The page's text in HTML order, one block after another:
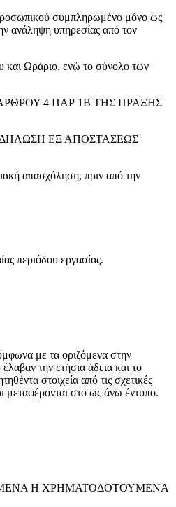
συμπληρωμένο μόνο ως
ανάληψη υπηρεσίας από τον
και Ωράριο, ενώ το σύνολο των
4 ΠΑΡ 1Β ΤΗΣ ΠΡΑΞΗΣ
ΔΗΛΩΣΗ ΕΞ ΑΠΟΣΤΑΣΕΩΣ
απασχόληση, πριν από την
περιόδου εργασίας.
με τα οριζόμενα στην
την ετήσια άδεια και το
στοιχεία από τις σχετικές
μεταφέρονται στο ως άνω έντυπο.
Η ΧΡΗΜΑΤΟΔΟΤΟΥΜΕΝΑ